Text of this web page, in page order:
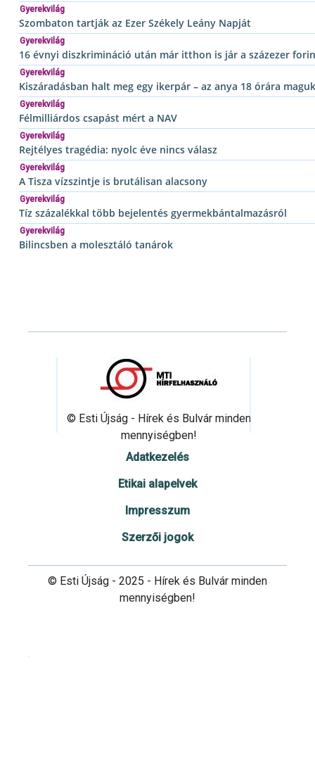
Gyerekvilág
Szombaton tartják az Ezer Székely Leány Napját
Gyerekvilág
16 évnyi diszkrimináció után már itthon is jár a százezer
Gyerekvilág
Kiszáradásban halt meg egy ikerpár – az anya 18 órára
Gyerekvilág
Félmilliárdos csapást mért a NAV
Gyerekvilág
Rejtélyes tragédia: nyolc éve nincs válasz
Gyerekvilág
A Tisza vízszintje is brutálisan alacsony
Gyerekvilág
Tíz százalékkal több bejelentés gyermekbántalmazásról
Gyerekvilág
Bilincsben a molesztáló tanárok
© Esti Újság - Hírek és Bulvár minden
mennyiségben!
Adatkezelés
Etikai alapelvek
Impresszum
Szerzői jogok
© Esti Újság - 2025 - Hírek és Bulvár minden
mennyiségben!